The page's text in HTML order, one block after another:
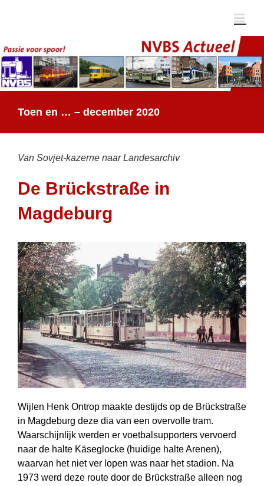
Toen en … – december 2020
Van Sovjet-kazerne naar Landesarchiv
De Brückstraße in
Magdeburg
Wijlen Henk Ontrop maakte destijds op de Brückstraße
in Magdeburg deze dia van een overvolle tram.
Waarschijnlijk werden er voetbalsupporters vervoerd
naar de halte Käseglocke (huidige halte Arenen),
waarvan het niet ver lopen was naar het stadion. Na
1973 werd deze route door de Brückstraße alleen nog